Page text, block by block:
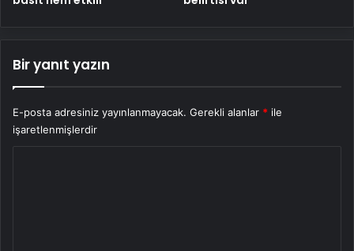
Bir yanıt yazın
E-posta adresiniz yayınlanmayacak. Gerekli alanlar * ile
işaretlenmişlerdir